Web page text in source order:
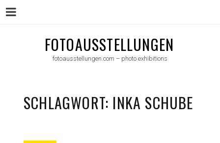
FOTOAUSSTELLUNGEN
fotoausstellungen.com – photo exhibitions
SCHLAGWORT: INKA SCHUBE
Menu